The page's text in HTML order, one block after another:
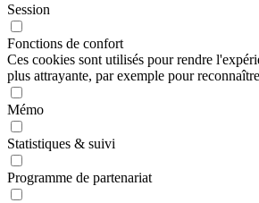
Session
Fonctions de confort
Ces cookies sont utilisés pour rendre
plus attrayante, par exemple pour
Mémo
Statistiques & suivi
Programme de partenariat